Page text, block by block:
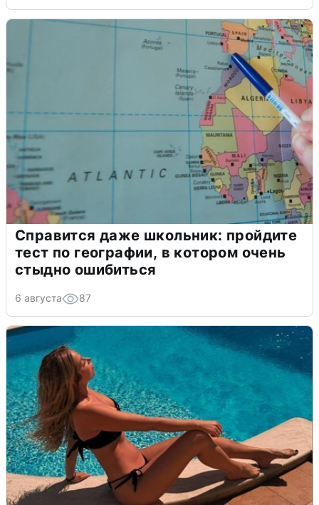
Справится даже школьник: пройдите
тест по географии, в котором очень
стыдно ошибиться
6 августа 87